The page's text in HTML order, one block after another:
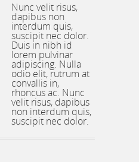
Nunc velit risus,
dapibus non
interdum quis,
suscipit nec dolor.
Duis in nibh id
lorem pulvinar
adipiscing. Nulla
odio elit, rutrum at
convallis in,
rhoncus ac. Nunc
velit risus, dapibus
non interdum quis,
suscipit nec dolor.